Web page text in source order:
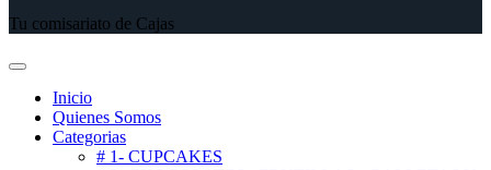
Tu comisariato de Cajas
Inicio
Quienes Somos
Categorias
# 1- CUPCAKES